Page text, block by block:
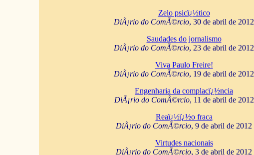
Zelo psicï¿½tico
DiÃ¡rio do ComÃ©rcio, 30 de abril de 2012
Saudades do jornalismo
DiÃ¡rio do ComÃ©rcio, 23 de abril de 2012
Viva Paulo Freire!
DiÃ¡rio do ComÃ©rcio, 19 de abril de 2012
Engenharia da complacï¿½ncia
DiÃ¡rio do ComÃ©rcio, 11 de abril de 2012
Reaï¿½ï¿½o fraca
DiÃ¡rio do ComÃ©rcio, 9 de abril de 2012
Virtudes nacionais
DiÃ¡rio do ComÃ©rcio, 3 de abril de 2012